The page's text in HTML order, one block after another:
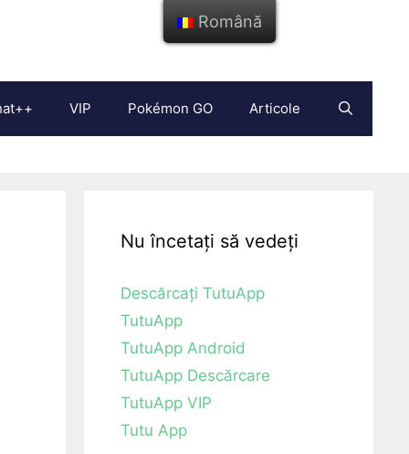
VIP Pokémon GO Articole
Nu încetați să vedeți
Descărcați TutuApp
TutuApp
TutuApp Android
TutuApp Descărcare
TutuApp VIP
Tutu App
Română